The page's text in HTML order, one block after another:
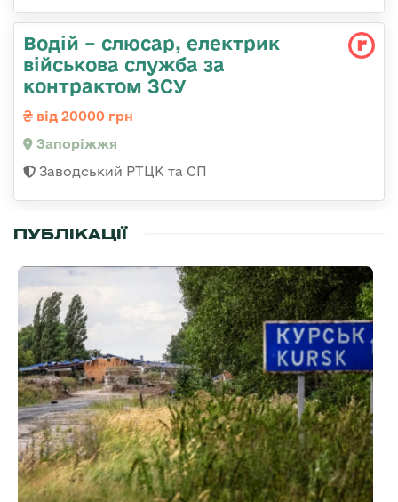
Водій – слюсар, електрик
військова служба за
контрактом ЗСУ
від 20000 грн
Запоріжжя
Заводський РТЦК та СП
ПУБЛІКАЦІЇ